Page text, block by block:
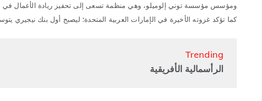
ومؤسس مؤسسة توني إلوميلو، وهي منظمة تسعى إلى تحفيز ريادة الأعمال في
كما تؤكد غزوته الأخيرة في الإمارات العربية المتحدة؛ ليصبح أول بنك نيجيري
Trending
الرأسمالية الأفريقية